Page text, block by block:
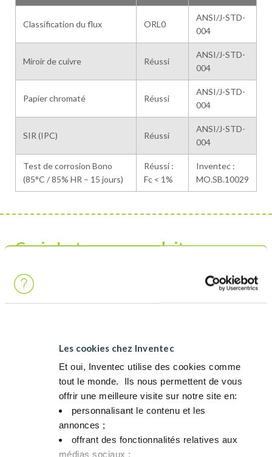
Les cookies chez Inventec
Et oui, Inventec utilise des cookies comme
tout le monde. ​ Ils nous permettent de vous
offrir une meilleure visite sur notre site en:​
personnalisant le contenu et les
annonces ;​
offrant des fonctionnalités relatives aux
médias sociaux ; ​
Classification du flux ORL0
ANSI/J-STD-
004
Miroir de cuivre Réussi
ANSI/J-STD-
004
Papier chromaté Réussi
ANSI/J-STD-
004
SIR (IPC) Réussi
ANSI/J-STD-
004
Test de corrosion Bono
(85°C / 85% HR – 15 jours)
Réussi :
Fc < 1%
Inventec :
MO.SB.10029
Ceci n'est pas un produit
Bien qu’il soit entièrement conforme aux réglementations en
matière de sécurité et d’environnement, ce produit ne répond
VOUS RECHERCHEZ UNE SOLUTION PLUS DURABLE ?
ALTERNATIVE GREENWAY
Nous ne disposons pas actuellement d’une alternative
Greenway, mais notre objectif est d’en développer une dans un
avenir proche. Si vous souhaitez que nous donnions la priorité
au développement d’une alternative Greenway, n’hésitez pas à
nous contacter.